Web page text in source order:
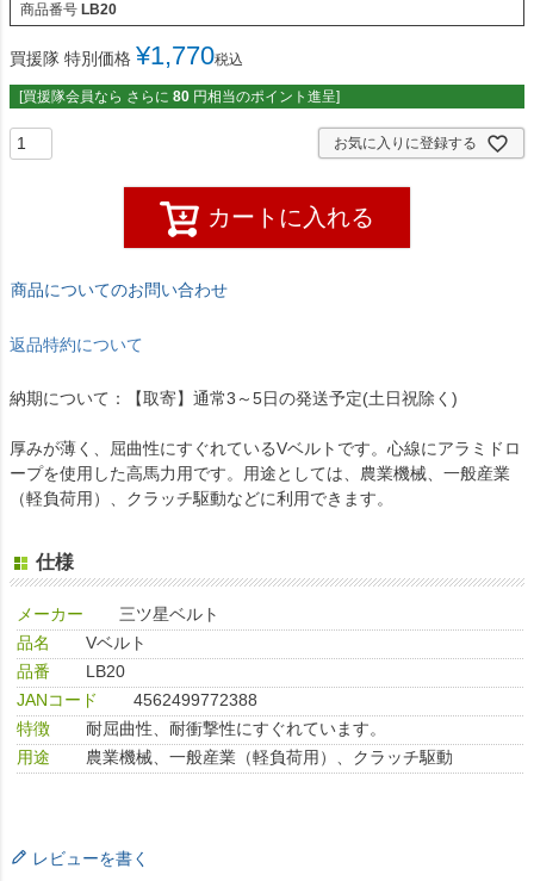
商品番号 LB20
買援隊 特別価格 ¥1,770税込
[買援隊会員なら さらに 80 円相当のポイント進呈]
お気に入りに登録する
カートに入れる
商品についてのお問い合わせ
返品特約について
納期について：【取寄】通常3～5日の発送予定(土日祝除く)
厚みが薄く、屈曲性にすぐれているVベルトです。心線にアラミドロ
ープを使用した高馬力用です。用途としては、農業機械、一般産業
（軽負荷用）、クラッチ駆動などに利用できます。
仕様
メーカー
三ツ星ベルト
品名
Vベルト
品番
LB20
JANコード
4562499772388
特徴
耐屈曲性、耐衝撃性にすぐれています。
用途
農業機械、一般産業（軽負荷用）、クラッチ駆動
レビューを書く